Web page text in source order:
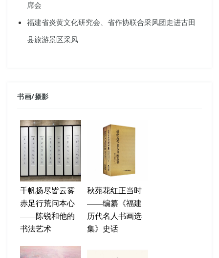
席会
福建省炎黄文化研究会、省作协联合采风团走进古田
县旅游景区采风
书画/摄影
千帆扬尽皆云雾
赤足行荒问本心
——陈锐和他的
书法艺术
秋苑花红正当时
——编纂《福建
历代名人书画选
集》史话